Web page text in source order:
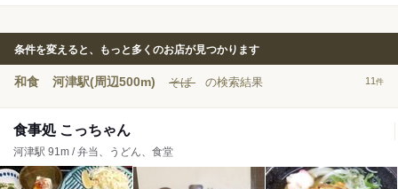
条件を変えると、もっと多くのお店が見つかります
和食 河津駅(周辺500m) そば の検索結果 11 件
食事処 こっちゃん
河津駅 91m / 弁当、うどん、食堂